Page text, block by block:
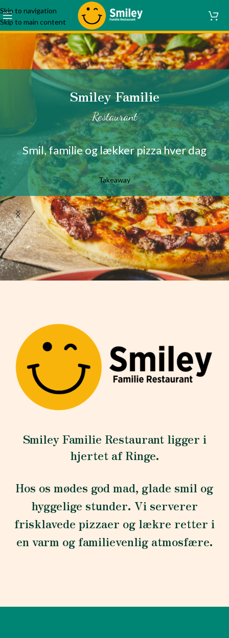
Skip to navigation
Skip to main content
Smiley Familie
Restaurant
Smil, familie og lækker pizza hver dag
Takeaway
Smiley Familie Restaurant ligger i
hjertet af Ringe.
Hos os mødes god mad, glade smil og
hyggelige stunder. Vi serverer
frisklavede pizzaer og lækre retter i
en varm og familievenlig atmosfære.